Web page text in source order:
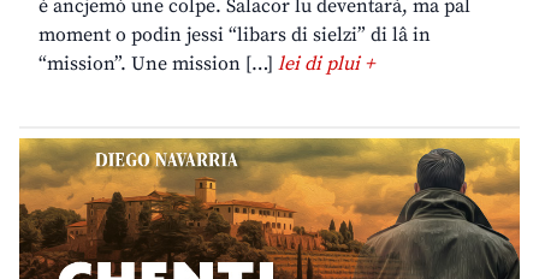
è ancjemò une colpe. Salacor lu deventarà, ma pal
moment o podin jessi “libars di sielzi” di lâ in
“mission”. Une mission […] lei di plui +